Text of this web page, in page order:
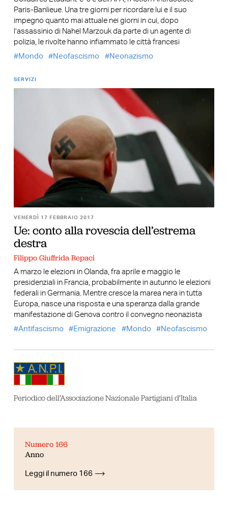
Paris-Banlieue. Una tre giorni per ricordare lui e il suo
impegno quanto mai attuale nei giorni in cui, dopo
l’assassinio di Nahel Marzouk da parte di un agente di
polizia, le rivolte hanno infiammato le città francesi
Mondo
Neofascismo Neonazismo
SERVIZI
VENERDÌ 17 FEBBRAIO 2017
Ue: conto alla rovescia dell’estrema
destra
Filippo Giuffrida Repaci
A marzo le elezioni in Olanda, fra aprile e maggio le
presidenziali in Francia, probabilmente in autunno le elezioni
federali in Germania. Mentre cresce la marea nera in tutta
Europa, nasce una risposta e una speranza dalla grande
manifestazione di Genova contro il convegno neonazista
Antifascismo
Emigrazione Mondo Neofascismo
Periodico dell’Associazione Nazionale Partigiani d’Italia
Numero 166
Anno
Leggi il numero 166